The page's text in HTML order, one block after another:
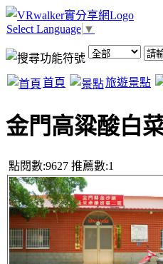
Select Language ▼
首頁 旅遊景點
金門高粱酸白
點閱數:9627 推薦數:1